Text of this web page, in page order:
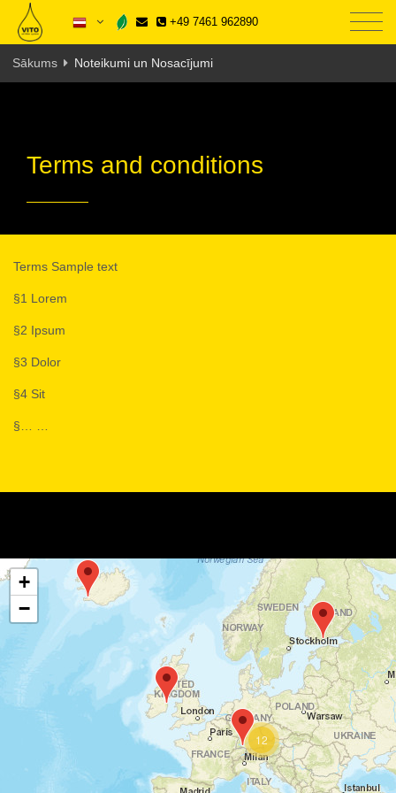
+49 7461 962890
Sākums Noteikumi un Nosacījumi
Terms and conditions
Terms Sample text
§1 Lorem
§2 Ipsum
§3 Dolor
§4 Sit
§… …
12
+
−